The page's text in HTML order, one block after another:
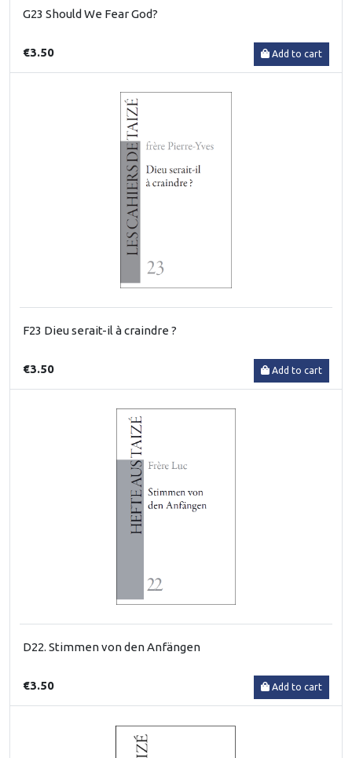
G23 Should We Fear God?
€3.50 Add to cart
F23 Dieu serait-il à craindre ?
€3.50 Add to cart
D22. Stimmen von den Anfängen
€3.50 Add to cart